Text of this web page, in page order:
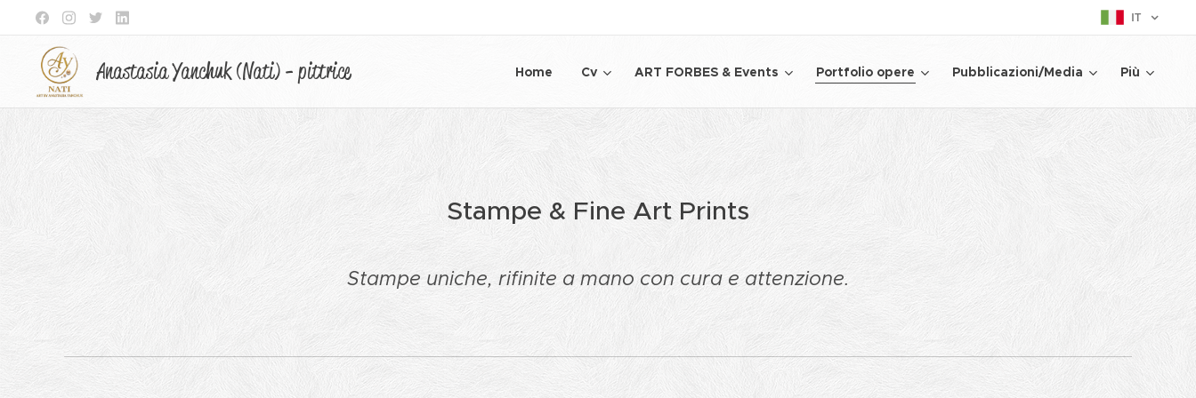
IT
Anastasia Yanchuk (Nati) - pittrice Home Cv ART FORBES & Events Portfolio opere Pubblicazioni/Media Più
Stampe & Fine Art Prints
Stampe uniche, rifinite a mano con cura e attenzione.